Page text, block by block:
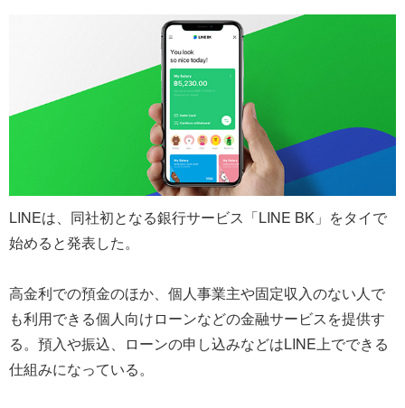
LINEは、同社初となる銀行サービス「LINE BK」をタイで
始めると発表した。
高金利での預金のほか、個人事業主や固定収入のない人で
も利用できる個人向けローンなどの金融サービスを提供す
る。預入や振込、ローンの申し込みなどはLINE上でできる
仕組みになっている。